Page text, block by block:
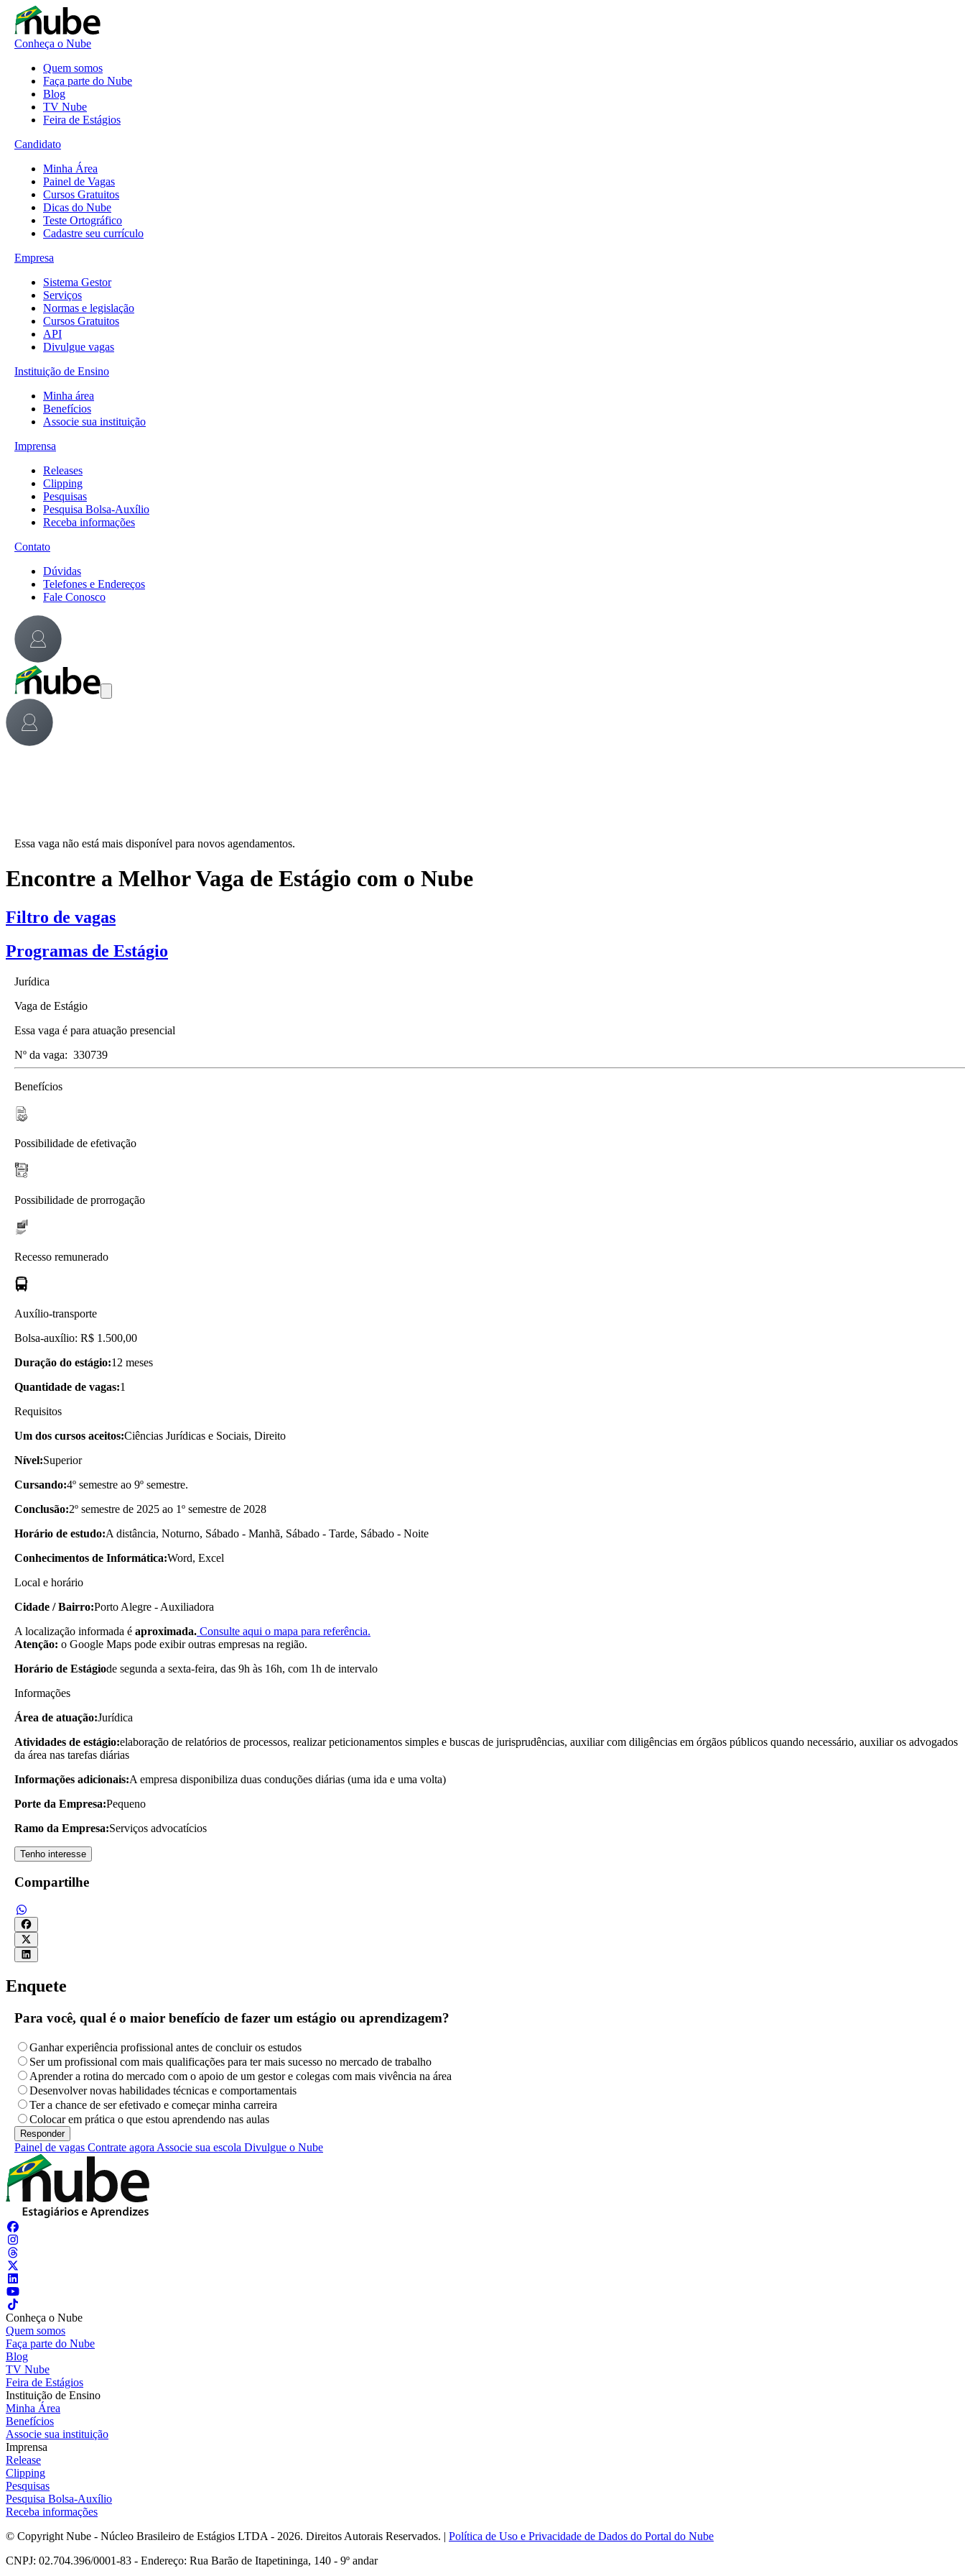
Conheça o Nube
Quem somos
Faça parte do Nube
Blog
TV Nube
Feira de Estágios
Candidato
Minha Área
Painel de Vagas
Cursos Gratuitos
Dicas do Nube
Teste Ortográfico
Cadastre seu currículo
Empresa
Sistema Gestor
Serviços
Normas e legislação
Cursos Gratuitos
API
Divulgue vagas
Instituição de Ensino
Minha área
Benefícios
Associe sua instituição
Imprensa
Releases
Clipping
Pesquisas
Pesquisa Bolsa-Auxílio
Receba informações
Contato
Dúvidas
Telefones e Endereços
Fale Conosco
Essa vaga não está mais disponível para novos agendamentos.
Encontre a Melhor Vaga de Estágio com o Nube
Filtro de vagas
Programas de Estágio
Jurídica
Vaga de Estágio
Essa vaga é para atuação presencial
Nº da vaga: 330739
Benefícios
Possibilidade de efetivação
Possibilidade de prorrogação
Recesso remunerado
Auxílio-transporte
Bolsa-auxílio: R$ 1.500,00
Duração do estágio:12 meses
Quantidade de vagas:1
Requisitos
Um dos cursos aceitos:Ciências Jurídicas e Sociais, Direito
Nível:Superior
Cursando:4º semestre ao 9º semestre.
Conclusão:2º semestre de 2025 ao 1º semestre de 2028
Horário de estudo:A distância, Noturno, Sábado - Manhã, Sábado - Tarde, Sábado - Noite
Conhecimentos de Informática:Word, Excel
Local e horário
Cidade / Bairro:Porto Alegre - Auxiliadora
A localização informada é aproximada. Consulte aqui o mapa para referência.
Atenção: o Google Maps pode exibir outras empresas na região.
Horário de Estágiode segunda a sexta-feira, das 9h às 16h, com 1h de intervalo
Informações
Área de atuação:Jurídica
Atividades de estágio:elaboração de relatórios de processos, realizar peticionamentos simples e buscas de jurisprudências, auxiliar com diligências em órgãos públicos quando necessário, auxiliar os advogados
da área nas tarefas diárias
Informações adicionais:A empresa disponibiliza duas conduções diárias (uma ida e uma volta)
Porte da Empresa:Pequeno
Ramo da Empresa:Serviços advocatícios
Tenho interesse
Compartilhe
Enquete
Para você, qual é o maior benefício de fazer um estágio ou aprendizagem?
Ganhar experiência profissional antes de concluir os estudos
Ser um profissional com mais qualificações para ter mais sucesso no mercado de trabalho
Aprender a rotina do mercado com o apoio de um gestor e colegas com mais vivência na área
Desenvolver novas habilidades técnicas e comportamentais
Ter a chance de ser efetivado e começar minha carreira
Colocar em prática o que estou aprendendo nas aulas
Painel de vagas Contrate agora Associe sua escola Divulgue o Nube
Conheça o Nube
Quem somos
Faça parte do Nube
Blog
TV Nube
Feira de Estágios
Instituição de Ensino
Minha Área
Benefícios
Associe sua instituição
Imprensa
Release
Clipping
Pesquisas
Pesquisa Bolsa-Auxílio
Receba informações
© Copyright Nube - Núcleo Brasileiro de Estágios LTDA - 2026. Direitos Autorais Reservados. | Política de Uso e Privacidade de Dados do Portal do Nube
CNPJ: 02.704.396/0001-83 - Endereço: Rua Barão de Itapetininga, 140 - 9º andar